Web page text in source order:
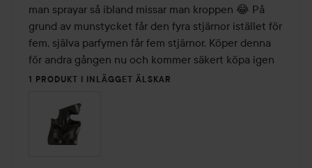
man sprayar så ibland missar man kroppen 😂 På
grund av munstycket får den fyra stjärnor istället för
fem, själva parfymen får fem stjärnor. Köper denna
för andra gången nu och kommer säkert köpa igen
1 PRODUKT I INLÄGGET ÄLSKAR